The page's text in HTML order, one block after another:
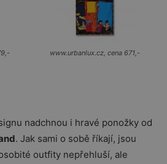
www.urbanlux.cz, cena 671,-
nadchnou i hravé ponožky od
. Jak sami o sobě říkají, jsou
outfity nepřehluší, ale